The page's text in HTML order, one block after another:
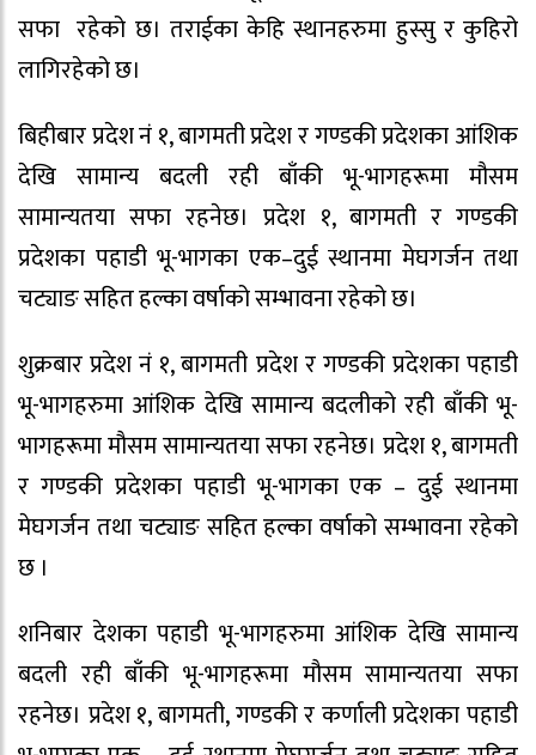
सफा रहेको छ। तराईका केहि स्थानहरुमा हुस्सु र कुहिरो
लागिरहेको छ।
बिहीबार प्रदेश नं १, बागमती प्रदेश र गण्डकी प्रदेशका आंशिक
देखि सामान्य बदली रही बाँकी भू-भागहरूमा मौसम
सामान्यतया सफा रहनेछ। प्रदेश १, बागमती र गण्डकी
प्रदेशका पहाडी भू-भागका एक–दुई स्थानमा मेघगर्जन तथा
चट्याङ सहित हल्का वर्षाको सम्भावना रहेको छ।
शुक्रबार प्रदेश नं १, बागमती प्रदेश र गण्डकी प्रदेशका पहाडी
भू-भागहरुमा आंशिक देखि सामान्य बदलीको रही बाँकी भू-
भागहरूमा मौसम सामान्यतया सफा रहनेछ। प्रदेश १, बागमती
र गण्डकी प्रदेशका पहाडी भू-भागका एक – दुई स्थानमा
मेघगर्जन तथा चट्याङ सहित हल्का वर्षाको सम्भावना रहेको
छ ।
शनिबार देशका पहाडी भू-भागहरुमा आंशिक देखि सामान्य
बदली रही बाँकी भू-भागहरूमा मौसम सामान्यतया सफा
रहनेछ। प्रदेश १, बागमती, गण्डकी र कर्णाली प्रदेशका पहाडी